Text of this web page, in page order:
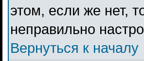
этом, если же нет,
неправильно
Вернуться к началу